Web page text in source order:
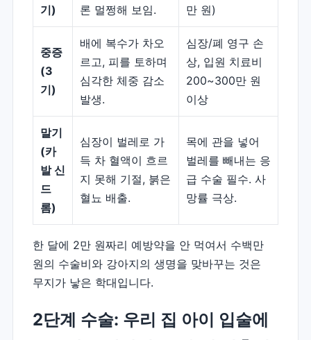
기) 론 멀쩡해 보임. 만 원)
중증
(3
기)
배에 복수가 차오
르고, 피를 토하며
심각한 체중 감소
발생.
심장/폐 영구 손
상, 입원 치료비
200~300만 원
이상
말기
(카
발 신
드
롬)
심장이 벌레로 가
득 차 혈액이 흐르
지 못해 기절, 붉은
혈뇨 배출.
목에 관을 넣어
벌레를 빼내는 응
급 수술 필수. 사
망률 극상.
한 달에 2만 원짜리 예방약을 안 먹여서 수백만
원의 수술비와 강아지의 생명을 맞바꾸는 것은
무지가 낳은 학대입니다.
2단계 수술: 우리 집 아이 입술에